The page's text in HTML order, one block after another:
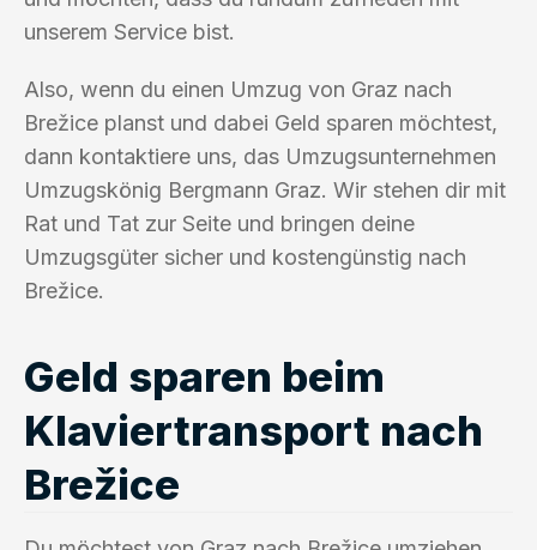
unserem Service bist.
Also, wenn du einen Umzug von Graz nach
Brežice planst und dabei Geld sparen möchtest,
dann kontaktiere uns, das Umzugsunternehmen
Umzugskönig Bergmann Graz. Wir stehen dir mit
Rat und Tat zur Seite und bringen deine
Umzugsgüter sicher und kostengünstig nach
Brežice.
Geld sparen beim
Klaviertransport nach
Brežice